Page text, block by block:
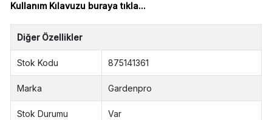
Kullanım Kılavuzu buraya tıkla...
Diğer Özellikler
Stok Kodu 875141361
Marka Gardenpro
Stok Durumu Var